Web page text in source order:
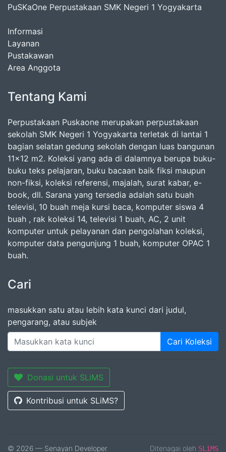
PuSKaOne Perpustakaan SMK Negeri 1 Yogyakarta
Informasi
Layanan
Pustakawan
Area Anggota
Tentang Kami
Perpustakaan Puskaone merupakan perpustakaan
sekolah SMK Negeri 1 Yogyakarta terletak di lantai 1
bagian selatan gedung sekolah dengan luas bangunan
11x12 m2. Koleksi yang ada di dalamnya berupa buku-
buku teks pelajaran, buku bacaan baik fiksi maupun
non-fiksi, koleksi referensi, majalah, surat kabar, e-
book, dll. Sarana yang tersedia adalah satu buah
televisi, 10 buah meja kursi baca, komputer siswa 4
buah , rak koleksi 14, televisi 1 buah, AC, 2 unit
komputer untuk pelayanan dan pengolahan koleksi,
komputer data pengunjung 1 buah, komputer OPAC 1
buah.
Cari
masukkan satu atau lebih kata kunci dari judul,
pengarang, atau subjek
Cari Koleksi
Donasi untuk SLiMS
Kontribusi untuk SLiMS?
© 2026 — Senayan Developer
Ditenagai oleh SLiMS